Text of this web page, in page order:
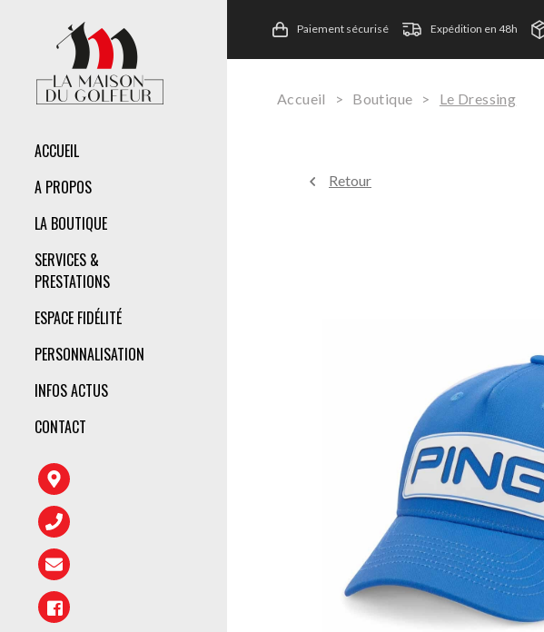
ACCUEIL
A PROPOS
LA BOUTIQUE
SERVICES &
PRESTATIONS
ESPACE FIDÉLITÉ
PERSONNALISATION
INFOS ACTUS
CONTACT
Paiement sécurisé Expédition en 48h
Accueil > Boutique > Le Dressing
Retour